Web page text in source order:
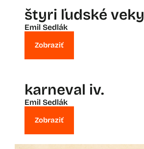
štyri ľudské veky
Emil Sedlák
Zobraziť
karneval iv.
Emil Sedlák
Zobraziť